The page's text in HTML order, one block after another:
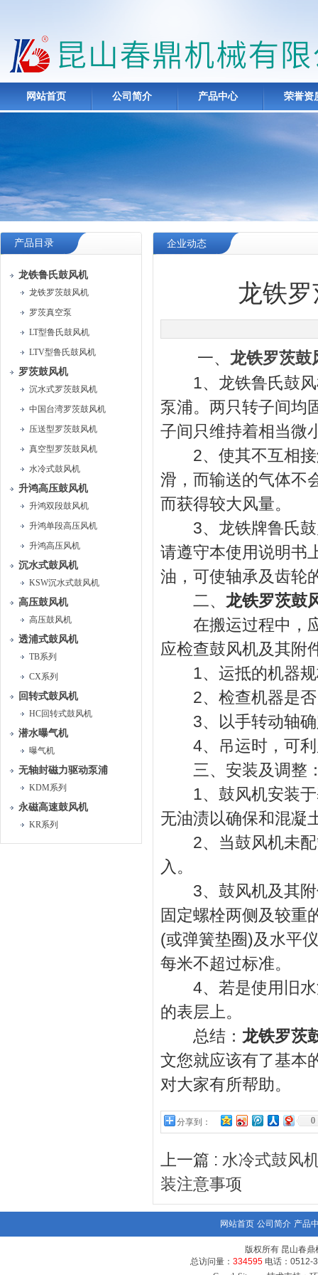
网站首页 公司简介 产品中心 荣誉资
产品目录
龙铁鲁氏鼓风机
龙铁罗茨鼓风机
罗茨真空泵
LT型鲁氏鼓风机
LTV型鲁氏鼓风机
罗茨鼓风机
沉水式罗茨鼓风机
中国台湾罗茨鼓风机
压送型罗茨鼓风机
真空型罗茨鼓风机
水冷式鼓风机
升鸿高压鼓风机
升鸿双段鼓风机
升鸿单段高压风机
升鸿高压风机
沉水式鼓风机
KSW沉水式鼓风机
高压鼓风机
高压鼓风机
透浦式鼓风机
TB系列
CX系列
回转式鼓风机
HC回转式鼓风机
潜水曝气机
曝气机
无轴封磁力驱动泵浦
KDM系列
永磁高速鼓风机
KR系列
企业动态
龙铁
一、 龙铁罗茨鼓
1、龙铁鲁氏鼓风
泵浦。两只转子间均
子间只维持着相当微
2、使其不互相接
滑，而输送的气体不
而获得较大风量。
3、龙铁牌鲁氏鼓
请遵守本使用说明书
油，可使轴承及齿轮
二、 龙铁罗茨鼓
在搬运过程中，应
应检查鼓风机及其附
1、运抵的机器规
2、检查机器是否
3、以手转动轴确
4、吊运时，可利
三、安装及调整
1、鼓风机安装于
无油渍以确保和混凝
2、当鼓风机未配
入。
3、鼓风机及其附
固定螺栓两侧及较重
(或弹簧垫圈)及水平
每米不超过标准。
4、若是使用旧水
的表层上。
总结： 龙铁罗茨
文您就应该有了基本
对大家有所帮助。
分享到： 0
上一篇 : 水冷式鼓风
装注意事项
网站首页 公司简介 产品
版权所有 昆山春
总访问量： 334595电话：0512-